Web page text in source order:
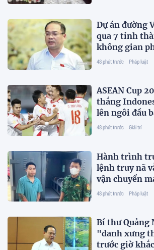
Dự án đường
qua 7 tỉnh
không gian
48 phút trước Pháp luật
ASEAN Cup
thắng
lên ngôi đầu
48 phút trước Giải trí
Hành trình
lệnh truy nã
vận chuyển
48 phút trước Pháp luật
Bí thư Quảng
"danh xưng
trước giờ